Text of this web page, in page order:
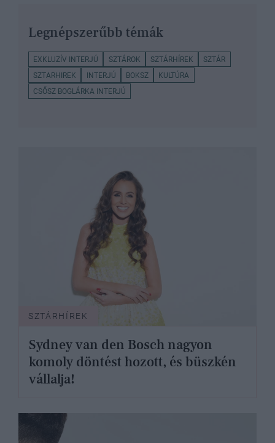
Legnépszerűbb témák
EXKLUZÍV INTERJÚ SZTÁROK SZTÁRHÍREK
SZTÁR
SZTARHIREK
INTERJÚ BOKSZ
KULTÚRA
CSŐSZ BOGLÁRKA INTERJÚ
SZTÁRHÍREK
Sydney van den Bosch nagyon
komoly döntést hozott, és büszkén
vállalja!